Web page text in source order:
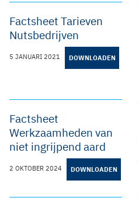
Factsheet Tarieven
Nutsbedrijven
5 JANUARI 2021 DOWNLOADEN
Factsheet
Werkzaamheden van
niet ingrijpend aard
2 OKTOBER 2024 DOWNLOADEN